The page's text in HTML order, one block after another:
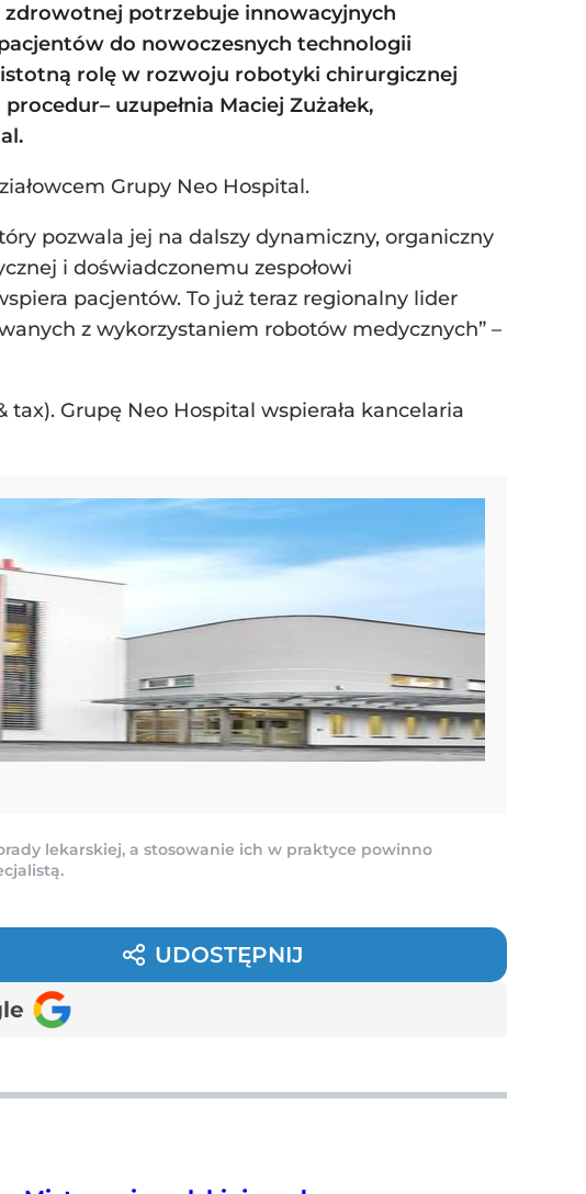
zdrowotnej potrzebuje innowacyjnych
do nowoczesnych technologii
rolę w rozwoju robotyki chirurgicznej
procedur– uzupełnia Maciej Zużałek,
Grupy Neo Hospital.
pozwala jej na dalszy dynamiczny, organiczny
i doświadczonemu zespołowi
pacjentów. To już teraz regionalny lider
z wykorzystaniem robotów medycznych” –
Grupę Neo Hospital wspierała kancelaria
lekarskiej, a stosowanie ich w praktyce powinno
UDOSTĘPNIJ